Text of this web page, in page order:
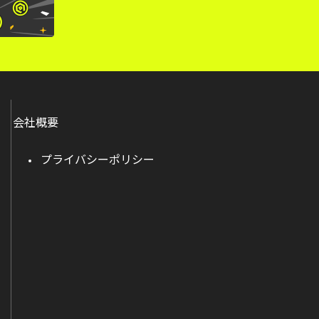
会社概要
プライバシーポリシー